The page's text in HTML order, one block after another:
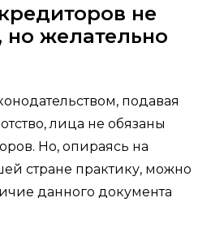
не
но желательно
подавая
лица не обязаны
Но, опираясь на
стране практику, можно
данного документа